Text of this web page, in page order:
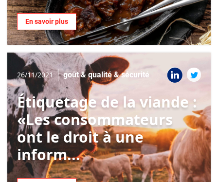
En savoir plus
26/11/2021 goût & qualité & sécurité
Étiquetage de la viande :
«Les consommateurs
ont le droit à une
inform...